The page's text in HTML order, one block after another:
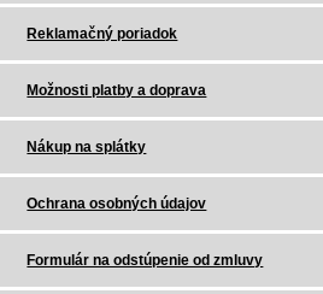
Reklamačný poriadok
Možnosti platby a doprava
Nákup na splátky
Ochrana osobných údajov
Formulár na odstúpenie od zmluvy